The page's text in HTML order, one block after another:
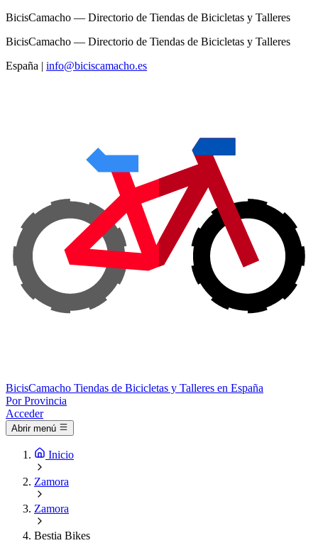
BicisCamacho — Directorio de Tiendas de Bicicletas y Talleres
BicisCamacho — Directorio de Tiendas de Bicicletas y Talleres
España | info@biciscamacho.es
BicisCamacho Tiendas de Bicicletas y Talleres en España
Por Provincia
Acceder
Abrir menú
Inicio
Zamora
Zamora
Bestia Bikes